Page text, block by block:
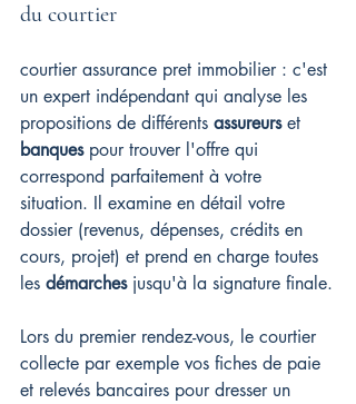
du courtier
courtier assurance pret immobilier : c'est
un expert indépendant qui analyse les
propositions de différents assureurs et
banques pour trouver l'offre qui
correspond parfaitement à votre
situation. Il examine en détail votre
dossier (revenus, dépenses, crédits en
cours, projet) et prend en charge toutes
les démarches jusqu'à la signature finale.
Lors du premier rendez-vous, le courtier
collecte par exemple vos fiches de paie
et relevés bancaires pour dresser un